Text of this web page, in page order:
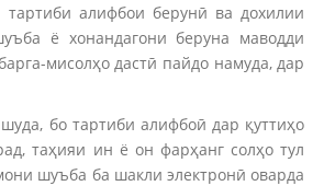
тартиби алифбои берунӣ ва дохилии
ё хонандагони беруна маводди
мисолҳо дастӣ пайдо намуда, дар
бо тартиби алифбоӣ дар қуттиҳо
таҳияи ин ё он фарҳанг солҳо тул
шуъба ба шакли электронӣ оварда